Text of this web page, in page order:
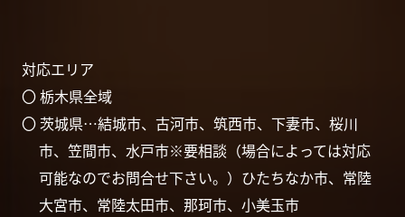
対応エリア
〇 栃木県全域
〇 茨城県…結城市、古河市、筑西市、下妻市、桜川
市、笠間市、水戸市※要相談（場合によっては対応
可能なのでお問合せ下さい。）ひたちなか市、常陸
大宮市、常陸太田市、那珂市、小美玉市